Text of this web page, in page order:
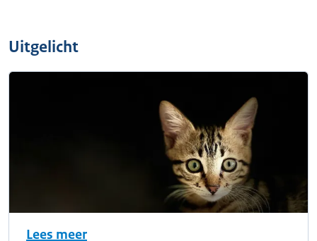
Uitgelicht
Lees meer